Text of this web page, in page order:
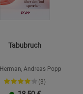
Tabubruch
Andreas Popp
(3)